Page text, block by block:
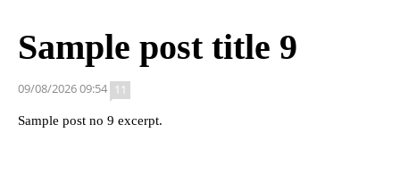
Sample post title 9
09/08/2026 09:54 11
Sample post no 9 excerpt.